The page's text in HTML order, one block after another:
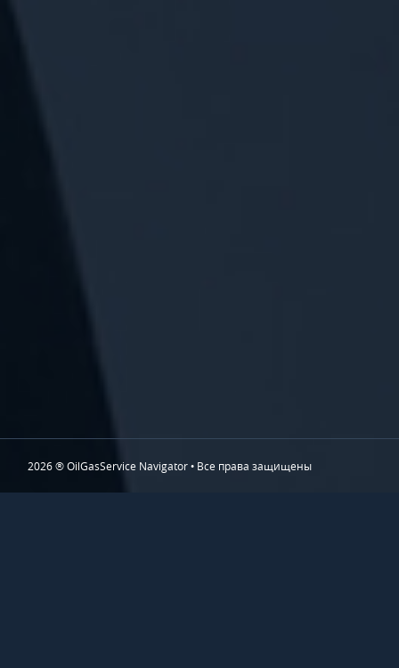
2026 ® OilGasService Navigator • Все права защищены